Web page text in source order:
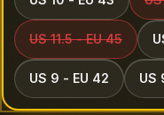
US 11.5 - EU 45
US 9 - EU 42 US